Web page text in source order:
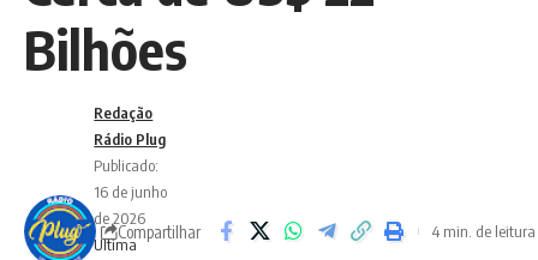
Bilhões
Ultima
Redação
Rádio Plug
Publicado:
16 de junho
de 2026
Compartilhar 4 min. de leitura